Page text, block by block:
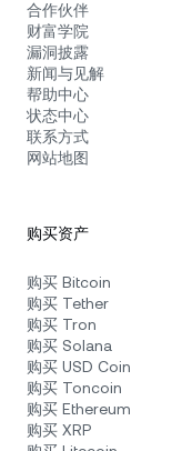
合作伙伴
财富学院
漏洞披露
新闻与见解
帮助中心
状态中心
联系方式
网站地图
购买资产
购买 Bitcoin
购买 Tether
购买 Tron
购买 Solana
购买 USD Coin
购买 Toncoin
购买 Ethereum
购买 XRP